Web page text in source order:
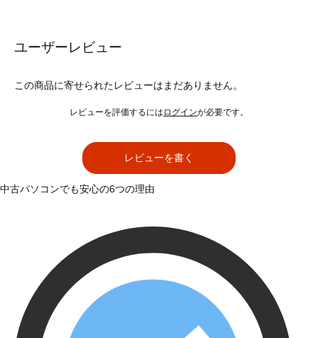
ユーザーレビュー
この商品に寄せられたレビューはまだありません。
レビューを評価するには ログインが必要です。
レビューを書く
中古パソコンでも安心の6つの理由